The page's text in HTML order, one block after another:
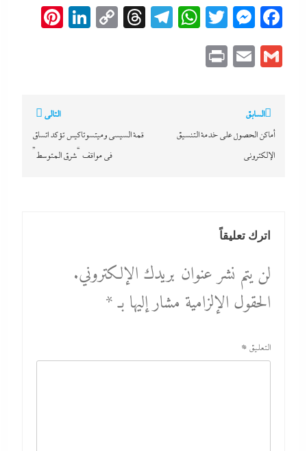
Facebook
Messenger
Twitter
WhatsApp
Telegram
Threads
Copy
Gmail
Email
تصفّح
المقالات
السابق
أماكن الحصول على خدمة التنسيق
الإلكترونى
التالي
قمة السيسى وميتسوتاكيس تؤكد اتساق
فى مواقف “شرق المتوسط”
اترك تعليقاً
لن يتم نشر عنوان بريدك الإلكتروني.
الحقول الإلزامية مشار إليها بـ*
التعليق *